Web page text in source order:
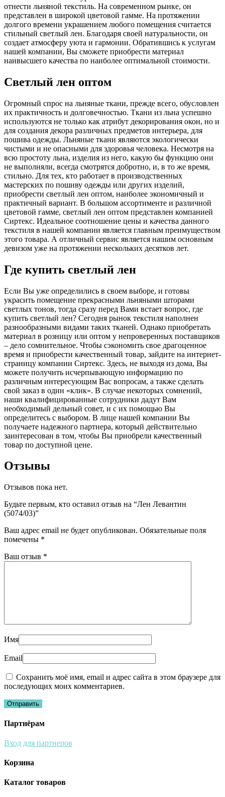
отнести льняной текстиль. На современном рынке, он
представлен в широкой цветовой гамме. На протяжении
долгого времени украшением любого помещения считается
стильный светлый лен. Благодаря своей натуральности, он
создает атмосферу уюта и гармонии. Обратившись к услугам
нашей компании, Вы сможете приобрести материал
наивысшего качества по наиболее оптимальной стоимости.
Светлый лен оптом
Огромный спрос на льняные ткани, прежде всего, обусловлен
их практичность и долговечностью. Ткани из льна успешно
используются не только как атрибут декорирования окон, но и
для создания декора различных предметов интерьера, для
пошива одежды. Льняные ткани являются экологически
чистыми и не опасными для здоровья человека. Несмотря на
всю простоту льна, изделия из него, какую бы функцию они
не выполняли, всегда смотрятся добротно, и, в то же время,
стильно. Для тех, кто работает в производственных
мастерских по пошиву одежды или других изделий,
приобрести светлый лен оптом, наиболее экономичный и
практичный вариант. В большом ассортименте и различной
цветовой гамме, светлый лен оптом представлен компанией
Сиртекс. Идеальное соотношение цены и качества данного
текстиля в нашей компании является главным преимуществом
этого товара. А отличный сервис является нашим основным
девизом уже на протяжении нескольких десятков лет.
Где купить светлый лен
Если Вы уже определились в своем выборе, и готовы
украсить помещение прекрасными льняными шторами
светлых тонов, тогда сразу перед Вами встает вопрос, где
купить светлый лен? Сегодня рынок текстиля наполнен
разнообразными видами таких тканей. Однако приобретать
материал в розницу или оптом у непроверенных поставщиков
– дело сомнительное. Чтобы сэкономить свое драгоценное
время и приобрести качественный товар, зайдите на интернет-
страницу компании Сиртекс. Здесь, не выходя из дома, Вы
можете получить исчерпывающую информацию по
различным интересующим Вас вопросам, а также сделать
свой заказ в один «клик». В случае некоторых сомнений,
наши квалифицированные сотрудники дадут Вам
необходимый дельный совет, и с их помощью Вы
определитесь с выбором. В лице нашей компании Вы
получаете надежного партнера, который действительно
заинтересован в том, чтобы Вы приобрели качественный
товар по доступной цене.
Отзывы
Отзывов пока нет.
Будьте первым, кто оставил отзыв на “Лен Левантин
(5074/03)”
Ваш адрес email не будет опубликован. Обязательные поля
помечены *
Ваш отзыв *
Имя
Email
Сохранить моё имя, email и адрес сайта в этом браузере для
последующих моих комментариев.
Партнёрам
Вход для партнеров
Корзина
Каталог товаров